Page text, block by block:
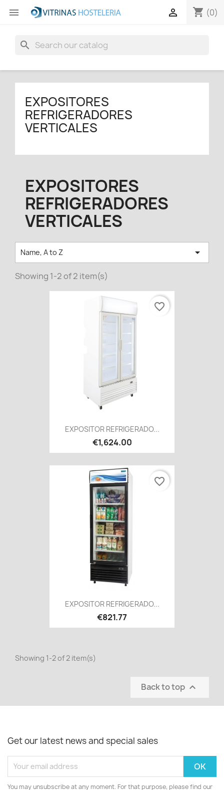
 shopping_cart (0)

search
EXPOSITORES
REFRIGERADORES
VERTICALES
EXPOSITORES
REFRIGERADORES
VERTICALES
Name, A to Z 
Showing 1-2 of 2 item(s)
EXPOSITOR REFRIGERADO...
€1,624.00
favorite_border
EXPOSITOR REFRIGERADO...
€821.77
favorite_border
Showing 1-2 of 2 item(s)
Back to top 
Get our latest news and special sales
You may unsubscribe at any moment. For that purpose, please find our